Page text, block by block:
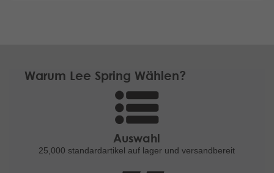
Warum Lee Spring Wählen?
Auswahl
25,000 standardartikel auf lager und versandbereit